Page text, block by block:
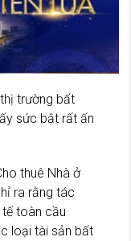
trường bất
sức bật rất ấn
thuê Nhà ở
ra rằng tác
toàn cầu
loại tài sản bất